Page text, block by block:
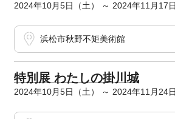
2024年10月5日（土） ～ 2024年11月17日
浜松市秋野不矩美術館
特別展 わたしの掛川城
2024年10月5日（土） ～ 2024年11月24日